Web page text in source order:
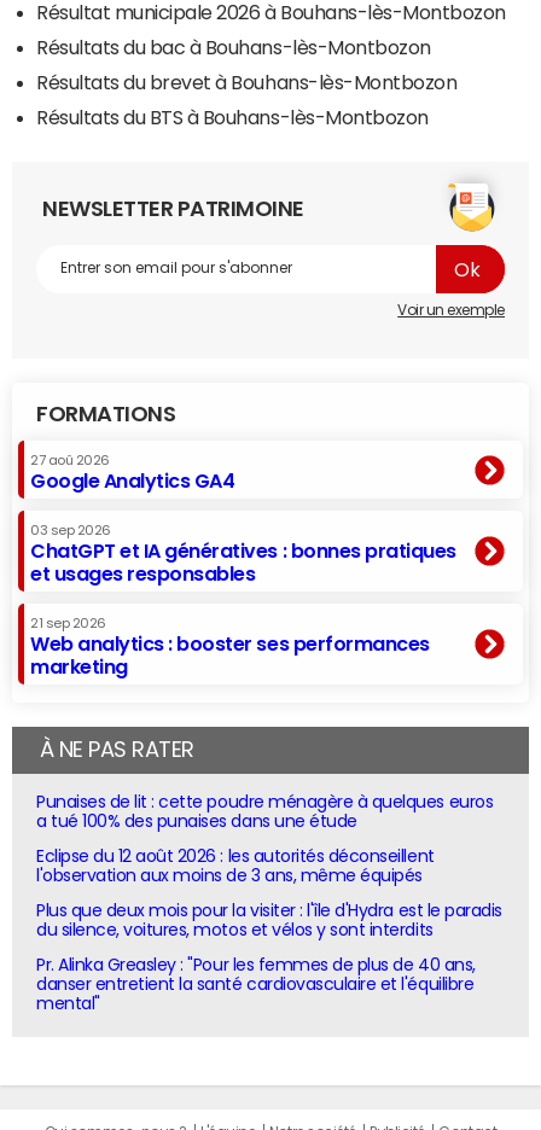
Résultat municipale 2026 à Bouhans-lès-Montbozon
Résultats du bac à Bouhans-lès-Montbozon
Résultats du brevet à Bouhans-lès-Montbozon
Résultats du BTS à Bouhans-lès-Montbozon
NEWSLETTER PATRIMOINE
Voir un exemple
FORMATIONS
27 aoû 2026
Google Analytics GA4
03 sep 2026
ChatGPT et IA génératives : bonnes pratiques
et usages responsables
21 sep 2026
Web analytics : booster ses performances
marketing
À NE PAS RATER
Punaises de lit : cette poudre ménagère à quelques euros
a tué 100% des punaises dans une étude
Eclipse du 12 août 2026 : les autorités déconseillent
l'observation aux moins de 3 ans, même équipés
Plus que deux mois pour la visiter : l'île d'Hydra est le paradis
du silence, voitures, motos et vélos y sont interdits
Pr. Alinka Greasley : "Pour les femmes de plus de 40 ans,
danser entretient la santé cardiovasculaire et l'équilibre
mental"